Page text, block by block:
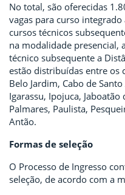
No total, são oferecidas
vagas para curso
cursos técnicos
na modalidade presencial,
técnico subsequente a
estão distribuídas entre os
Belo Jardim, Cabo de
Igarassu, Ipojuca,
Palmares, Paulista,
Antão.
Formas de seleção
O Processo de Ingresso
seleção, de acordo com a